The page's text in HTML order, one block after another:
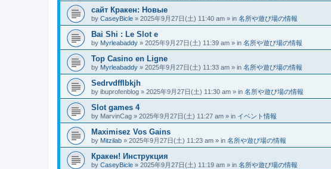
сайт Кракен: Новые
by CaseyBicle » 2025年9月27日(土) 11:40 am » in 名所や遊び場の情報
Bai Shi : Le Slot e
by Myrleabaddy » 2025年9月27日(土) 11:39 am » in 名所や遊び場の情報
Top Casino en Ligne
by Myrleabaddy » 2025年9月27日(土) 11:33 am » in 名所や遊び場の情報
Sedrvdfflbkjh
by ibuprofenblog » 2025年9月27日(土) 11:30 am » in 名所や遊び場の情報
Slot games 4
by MarvinCag » 2025年9月27日(土) 11:27 am » in イベント情報
Maximisez Vos Gains
by Mitzilab » 2025年9月27日(土) 11:23 am » in 名所や遊び場の情報
Кракен! Инструкция
by CaseyBicle » 2025年9月27日(土) 11:19 am » in 名所や遊び場の情報